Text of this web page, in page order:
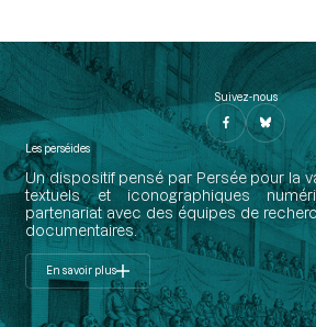
Suivez-nous
Les perséides
Un dispositif pensé par Persée pour la
textuels et iconographiques
partenariat avec des équipes de
documentaires.
En savoir plus